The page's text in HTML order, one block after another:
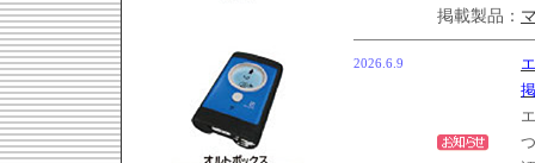
掲載製品：
2026.6.9